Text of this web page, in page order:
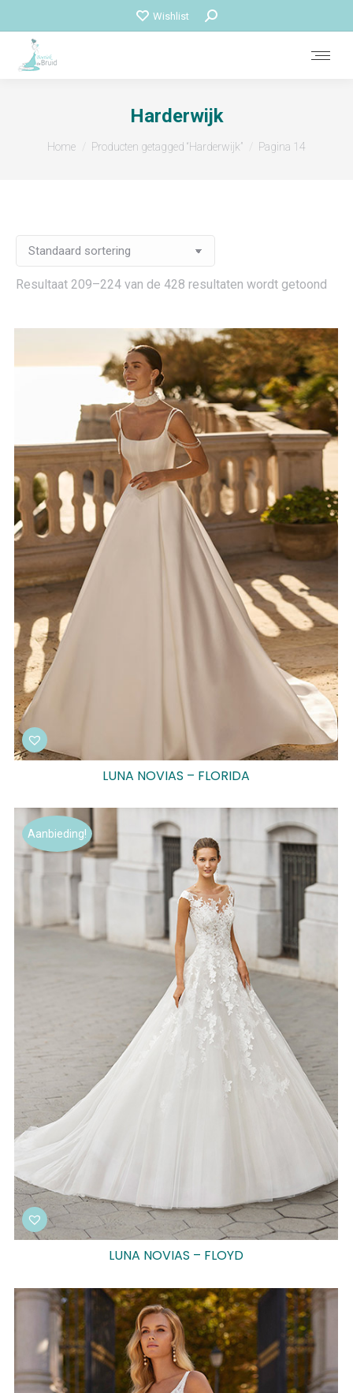
Wishlist Zoeken:
Harderwijk
Je bent hier:
Home Producten getagged “Harderwijk” Pagina 14
Resultaat 209–224 van de 428 resultaten wordt getoond
LUNA NOVIAS – FLORIDA
Aanbieding!
LUNA NOVIAS – FLOYD